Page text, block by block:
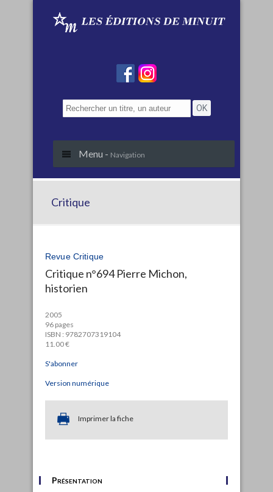
Menu - Navigation
Critique
Revue Critique
Critique n°694 Pierre Michon,
historien
2005
96 pages
ISBN : 9782707319104
11.00 €
S'abonner
Version numérique
Imprimer la fiche
Présentation